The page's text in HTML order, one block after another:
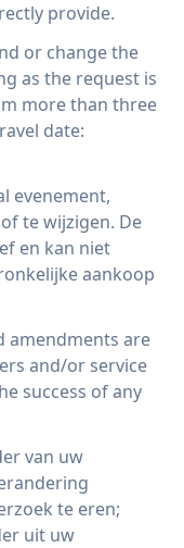
provide.
or change the
as the request is
more than three
date:
evenement,
te wijzigen. De
en kan niet
aankoop
amendments are
and/or service
success of any
van uw
te eren;
uit uw